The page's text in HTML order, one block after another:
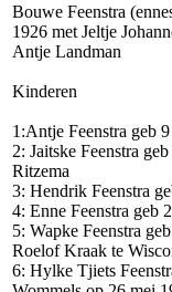
Bouwe Feenstra
1926 met Jeltje
Antje Landman
Kinderen
1:Antje Feenstra geb
2: Jaitske Feenstra
Ritzema
3: Hendrik Feenstra
4: Enne Feenstra geb
5: Wapke Feenstra
Roelof Kraak te
6: Hylke Tjiets